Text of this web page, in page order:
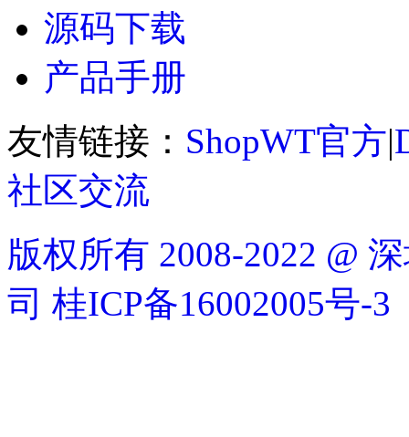
源码下载
产品手册
友情链接： ShopWT官方|
社区交流
版权所有 2008-2022 @
司 桂ICP备16002005号-3